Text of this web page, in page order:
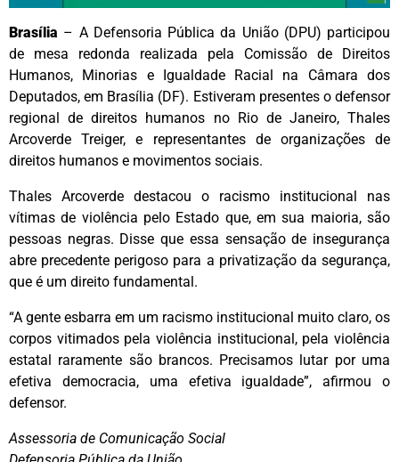
Brasília – A Defensoria Pública da União (DPU) participou
de mesa redonda realizada pela Comissão de Direitos
Humanos, Minorias e Igualdade Racial na Câmara dos
Deputados, em Brasília (DF). Estiveram presentes o defensor
regional de direitos humanos no Rio de Janeiro, Thales
Arcoverde Treiger, e representantes de organizações de
direitos humanos e movimentos sociais.
Thales Arcoverde destacou o racismo institucional nas
vítimas de violência pelo Estado que, em sua maioria, são
pessoas negras. Disse que essa sensação de insegurança
abre precedente perigoso para a privatização da segurança,
que é um direito fundamental.
“A gente esbarra em um racismo institucional muito claro, os
corpos vitimados pela violência institucional, pela violência
estatal raramente são brancos. Precisamos lutar por uma
efetiva democracia, uma efetiva igualdade”, afirmou o
defensor.
Assessoria de Comunicação Social